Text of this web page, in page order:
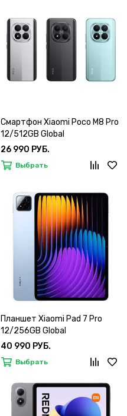
Смартфон Xiaomi Poco M8 Pro
12/512GB Global
26 990 РУБ.
Выбрать
Планшет Xiaomi Pad 7 Pro
12/256GB Global
40 990 РУБ.
Выбрать